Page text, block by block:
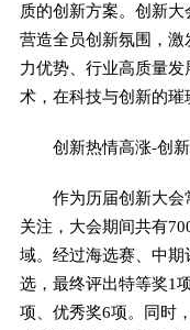
质的创新方案。创新
营造全员创新氛围，
力优势、行业高质量
术，在科技与创新的璀
创新热情高涨-创新
作为历届创新大会
关注，大会期间共有
域。经过海选赛、中
选，最终评出特等奖1
项、优秀奖6项。同时